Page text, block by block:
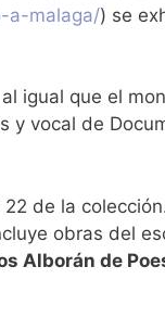
a-malaga/) se
al igual que el
y vocal de
de la
obras del
Alborán de